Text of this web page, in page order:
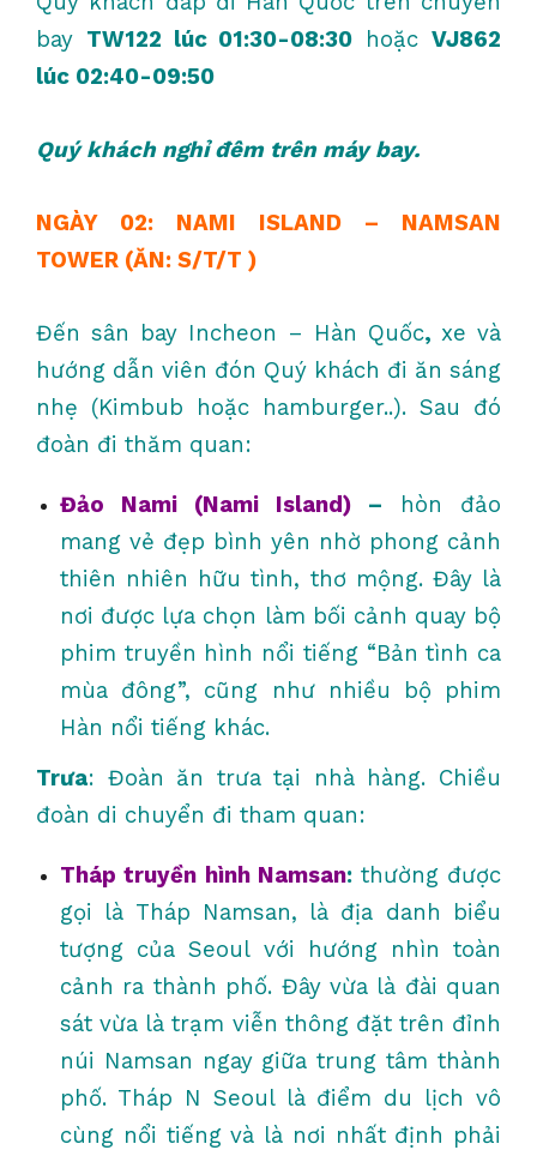
bay TW122 lúc 01:30-08:30 hoặcVJ862
lúc 02:40-09:50
Quý khách nghỉ đêm trên máy bay.
NGÀY 02: NAMI ISLAND – NAMSAN
TOWER (ĂN: S/T/T )
Đến sân bay Incheon – Hàn Quốc, xe và
hướng dẫn viên đón Quý khách đi ăn sáng
nhẹ (Kimbub hoặc hamburger..). Sau đó
đoàn đi thăm quan:
Đảo Nami (Nami Island) – hòn đảo
mang vẻ đẹp bình yên nhờ phong cảnh
thiên nhiên hữu tình, thơ mộng. Đây là
nơi được lựa chọn làm bối cảnh quay bộ
phim truyền hình nổi tiếng “Bản tình ca
mùa đông”, cũng như nhiều bộ phim
Hàn nổi tiếng khác.
Trưa: Đoàn ăn trưa tại nhà hàng. Chiều
đoàn di chuyển đi tham quan:
Tháp truyền hình Namsan: thường được
gọi là Tháp Namsan, là địa danh biểu
tượng của Seoul với hướng nhìn toàn
cảnh ra thành phố. Đây vừa là đài quan
sát vừa là trạm viễn thông đặt trên đỉnh
núi Namsan ngay giữa trung tâm thành
phố. Tháp N Seoul là điểm du lịch vô
cùng nổi tiếng và là nơi nhất định phải